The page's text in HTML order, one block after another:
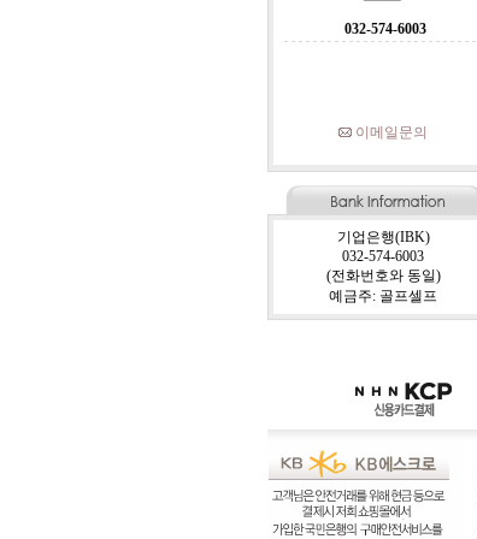
032-574-6003
이메일문의
기업은행(IBK)
032-574-6003
(전화번호와 동일)
예금주: 골프셀프